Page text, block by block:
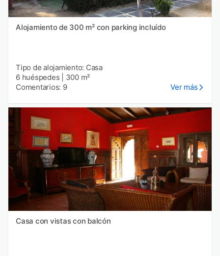
Alojamiento de 300 m² con parking incluído
Tipo de alojamiento: Casa
6 huéspedes
300 m²
Comentarios: 9
Ver más
Casa con vistas con balcón